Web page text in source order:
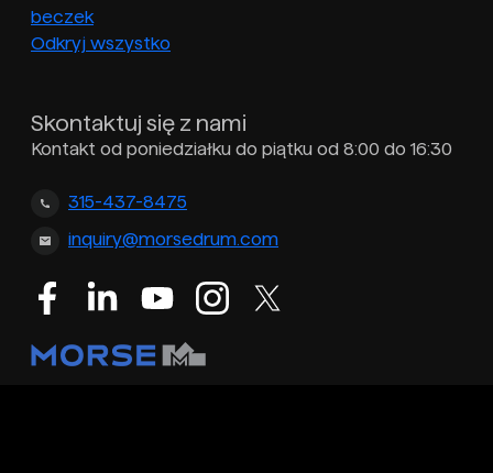
beczek
Odkryj wszystko
Skontaktuj się z nami
Kontakt od poniedziałku do piątku od 8:00 do 16:30
315-437-8475
inquiry@morsedrum.com